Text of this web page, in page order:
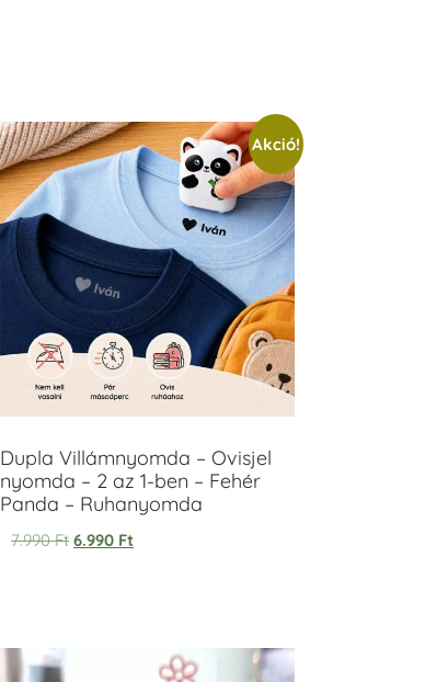
Akció!
Dupla Villámnyomda – Ovisjel
nyomda – 2 az 1-ben – Fehér
Panda – Ruhanyomda
7.990Ft 6.990 Ft